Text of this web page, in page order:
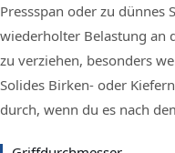
Pressspan oder zu dünnes
wiederholter Belastung an
zu verziehen, besonders
Solides Birken- oder
durch, wenn du es nach